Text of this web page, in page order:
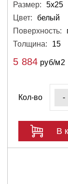
Размер:
5х25
Цвет:
белый
Поверхность:
Толщина:
15
5 884 руб/м2
Кол-во -
В